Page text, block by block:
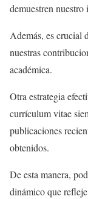
demuestren
Además, es crucial
nuestras
académica.
Otra estrategia
currículum vitae
publicaciones
obtenidos.
De esta manera,
dinámico que